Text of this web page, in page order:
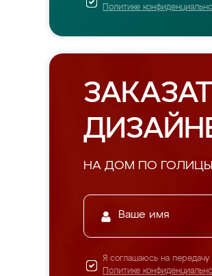
Политике
НА ДОМ ПО
Я соглашаюсь на
Политике